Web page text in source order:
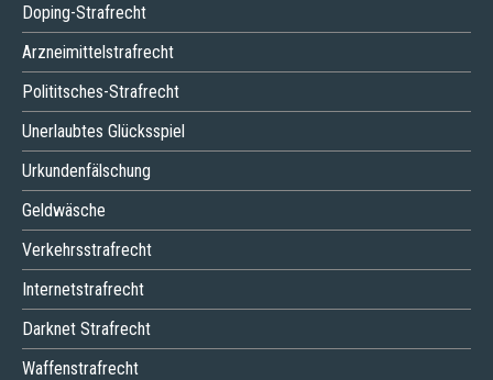
Doping-Strafrecht
Arzneimittelstrafrecht
Polititsches-Strafrecht
Unerlaubtes Glücksspiel
Urkundenfälschung
Geldwäsche
Verkehrsstrafrecht
Internetstrafrecht
Darknet Strafrecht
Waffenstrafrecht